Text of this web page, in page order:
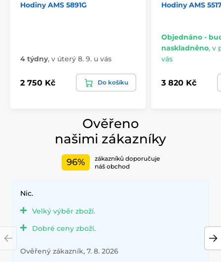
Hodiny AMS 5891G
4 týdny, v úterý 8. 9. u vás
2 750 Kč Do košíku
Hodiny AMS
Objednáno -
naskladněno, v
vás
3 820 Kč
Ověřeno
našimi zákazníky
96%
zákazníků doporučuje
náš obchod
Nic.
Velký výběr zboží.
Dobré ceny zboží.
Ověřený zákazník, 7. 8. 2026